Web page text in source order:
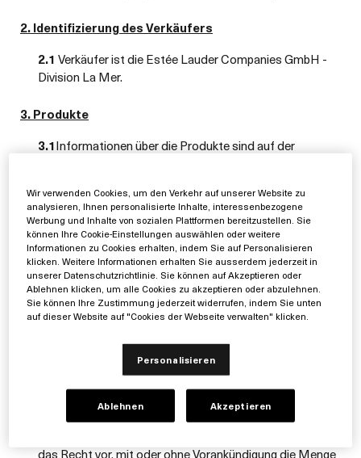
2. Identifizierung des Verkäufers
2.1 Verkäufer ist die Estée Lauder Companies GmbH -
Division La Mer.
3. Produkte
3.1Informationen über die Produkte sind auf der
3.2Wir werden alle angemessenen und erforderlichen
Vorkehrungen treffen, um sicherzustellen, dass alle
Details, Beschreibungen und Bilder von Produkten, die
auf der Website erscheinen, zum Zeitpunkt der Eingabe
der relevanten Informationen in das System korrekt sind;
jedoch übernehmen wir, soweit gesetzlich zulässig, keine
Garantie dafür, dass diese Details, Beschreibungen und
zuverlässig, aktuell oder fehlerfrei sind.
Die auf der Website beschriebenen Produkte und alle
sind nur für den persönlichen Gebrauch bestimmt.
Kunden dürfen keines dieser Produkte oder Muster
das Recht vor, mit oder ohne Vorankündigung die Menge
Wir verwenden Cookies, um den Verkehr auf unserer Website zu
analysieren, Ihnen personalisierte Inhalte, interessenbezogene
Werbung und Inhalte von sozialen Plattformen bereitzustellen. Sie
können Ihre Cookie-Einstellungen auswählen oder weitere
Informationen zu Cookies erhalten, indem Sie auf Personalisieren
klicken. Weitere Informationen erhalten Sie ausserdem jederzeit in
unserer Datenschutzrichtlinie. Sie können auf Akzeptieren oder
Ablehnen klicken, um alle Cookies zu akzeptieren oder abzulehnen.
Sie können Ihre Zustimmung jederzeit widerrufen, indem Sie unten
auf dieser Website auf "Cookies der Webseite verwalten" klicken.
Personalisieren
Ablehnen Akzeptieren